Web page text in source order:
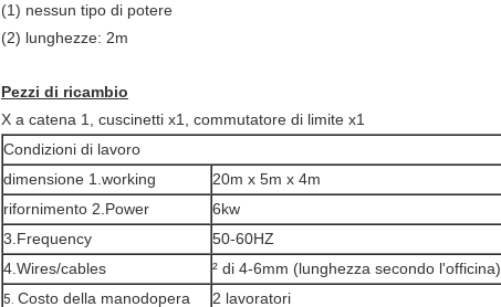
(1) nessun tipo di potere
(2) lunghezze: 2m
Pezzi di ricambio
X a catena 1, cuscinetti x1, commutatore di limite x1
Condizioni di lavoro
dimensione 1.working
20m x 5m x 4m
rifornimento 2.Power
6kw
3.Frequency
50-60HZ
4.Wires/cables
² di 4-6mm (lunghezza secondo l'officina)
5. Costo della manodopera 2 lavoratori